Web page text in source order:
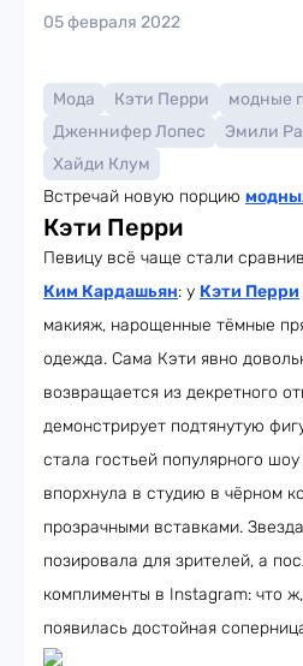
05 февраля 2022
Мода Кэти Перри
модные
Дженнифер Лопес
Эмили
Хайди Клум
Встречай новую порцию
Кэти Перри
Певицу всё чаще стали
Ким Кардашьян: у Кэти Перри
макияж, нарощенные тёмные
одежда. Сама Кэти явно
возвращается из декретного
демонстрирует подтянутую
стала гостьей популярного
впорхнула в студию в чёрном
прозрачными вставками.
позировала для зрителей, а
комплименты в Instagram: что
появилась достойная